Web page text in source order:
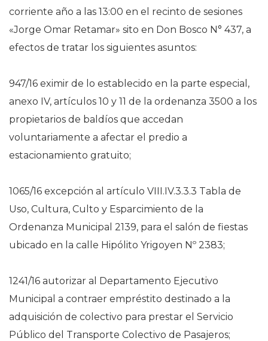
corriente año a las 13:00 en el recinto de sesiones
«Jorge Omar Retamar» sito en Don Bosco N° 437, a
efectos de tratar los siguientes asuntos:
947/16 eximir de lo establecido en la parte especial,
anexo IV, artículos 10 y 11 de la ordenanza 3500 a los
propietarios de baldíos que accedan
voluntariamente a afectar el predio a
estacionamiento gratuito;
1065/16 excepción al artículo VIII.IV.3.3.3 Tabla de
Uso, Cultura, Culto y Esparcimiento de la
Ordenanza Municipal 2139, para el salón de fiestas
ubicado en la calle Hipólito Yrigoyen Nº 2383;
1241/16 autorizar al Departamento Ejecutivo
Municipal a contraer empréstito destinado a la
adquisición de colectivo para prestar el Servicio
Público del Transporte Colectivo de Pasajeros;